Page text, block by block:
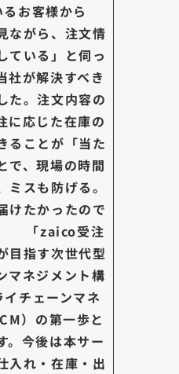
お客様から
ながら、注文情
ている」と伺っ
社が解決すべき
た。注文内容の
に応じた在庫の
ることが「当た
で、現場の時間
ミスも防げる。
けたかったので
受注
目指す次世代型
マネジメント構
チェーンマネ
）の第一歩と
。今後は本サー
入れ・在庫・出